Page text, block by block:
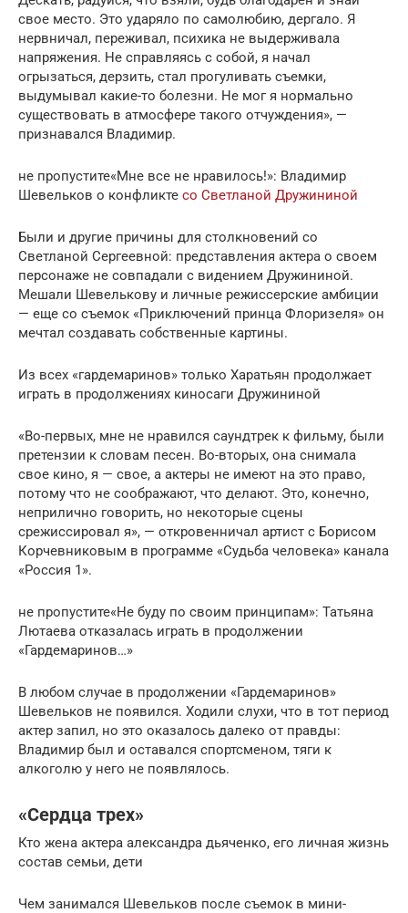
свое место. Это ударяло по самолюбию, дергало. Я
нервничал, переживал, психика не выдерживала
напряжения. Не справляясь с собой, я начал
огрызаться, дерзить, стал прогуливать съемки,
выдумывал какие-то болезни. Не мог я нормально
существовать в атмосфере такого отчуждения», —
признавался Владимир.
не пропустите«Мне все не нравилось!»: Владимир
Шевельков о конфликте со Светланой Дружининой
Были и другие причины для столкновений со
Светланой Сергеевной: представления актера о своем
персонаже не совпадали с видением Дружининой.
Мешали Шевелькову и личные режиссерские амбиции
— еще со съемок «Приключений принца Флоризеля» он
мечтал создавать собственные картины.
Из всех «гардемаринов» только Харатьян продолжает
играть в продолжениях киносаги Дружининой
«Во-первых, мне не нравился саундтрек к фильму, были
претензии к словам песен. Во-вторых, она снимала
свое кино, я — свое, а актеры не имеют на это право,
потому что не соображают, что делают. Это, конечно,
неприлично говорить, но некоторые сцены
срежиссировал я», — откровенничал артист с Борисом
Корчевниковым в программе «Судьба человека» канала
«Россия 1».
не пропустите«Не буду по своим принципам»: Татьяна
Лютаева отказалась играть в продолжении
«Гардемаринов…»
В любом случае в продолжении «Гардемаринов»
Шевельков не появился. Ходили слухи, что в тот период
актер запил, но это оказалось далеко от правды:
Владимир был и оставался спортсменом, тяги к
алкоголю у него не появлялось.
«Сердца трех»
Кто жена актера александра дьяченко, его личная жизнь
состав семьи, дети
Чем занимался Шевельков после съемок в мини-